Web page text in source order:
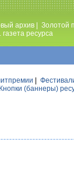
архив Золотой
газета ресурса
Кнопки (баннеры)